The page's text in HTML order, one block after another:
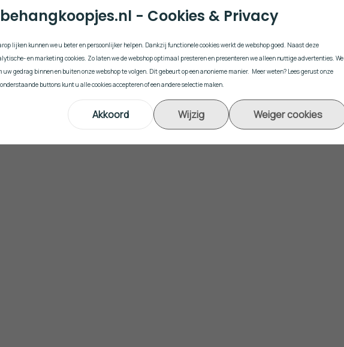
- Cookies & Privacy
lijken kunnen we u beter en persoonlijker helpen. Dankzij functionele cookies werkt de webshop goed. Naast deze
en marketing cookies. Zo laten we de webshop optimaal presteren en presenteren we alleen nuttige advertenties. We
gedrag binnen en buiten onze webshop te volgen. Dit gebeurt op een anonieme manier. Meer weten? Lees gerust onze
onderstaande buttons kunt u alle cookies accepteren of een andere selectie maken.
Akkoord Wijzig Weiger cookies